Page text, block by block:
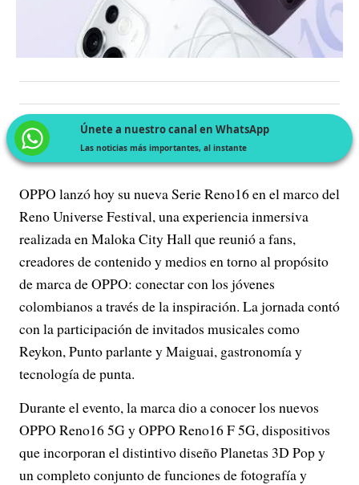
Únete a nuestro canal en WhatsApp
Las noticias más importantes, al instante
OPPO lanzó hoy su nueva Serie Reno16 en el marco del
Reno Universe Festival, una experiencia inmersiva
realizada en Maloka City Hall que reunió a fans,
creadores de contenido y medios en torno al propósito
de marca de OPPO: conectar con los jóvenes
colombianos a través de la inspiración. La jornada contó
con la participación de invitados musicales como
Reykon, Punto parlante y Maiguai, gastronomía y
tecnología de punta.
Durante el evento, la marca dio a conocer los nuevos
OPPO Reno16 5G y OPPO Reno16 F 5G, dispositivos
que incorporan el distintivo diseño Planetas 3D Pop y
un completo conjunto de funciones de fotografía y